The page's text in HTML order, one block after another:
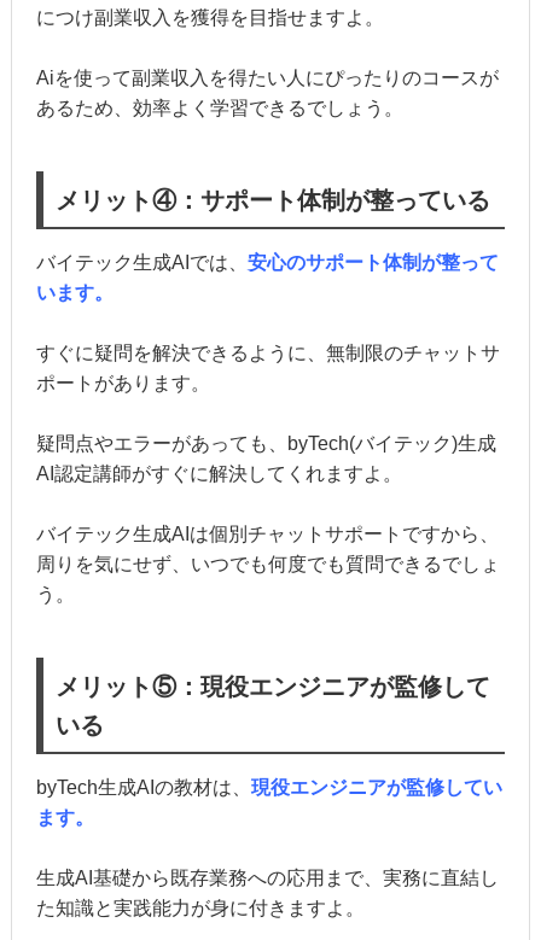
につけ副業収入を獲得を目指せますよ。
Aiを使って副業収入を得たい人にぴったりのコースが
あるため、効率よく学習できるでしょう。
メリット④：サポート体制が整っている
バイテック生成AIでは、 安心のサポート体制が整って
います。
すぐに疑問を解決できるように、無制限のチャットサ
ポートがあります。
疑問点やエラーがあっても、byTech(バイテック)生成
AI認定講師がすぐに解決してくれますよ。
バイテック生成AIは個別チャットサポートですから、
周りを気にせず、いつでも何度でも質問できるでしょ
う。
メリット⑤：現役エンジニアが監修して
いる
byTech生成AIの教材は、 現役エンジニアが監修してい
ます。
生成AI基礎から既存業務への応用まで、実務に直結し
た知識と実践能力が身に付きますよ。